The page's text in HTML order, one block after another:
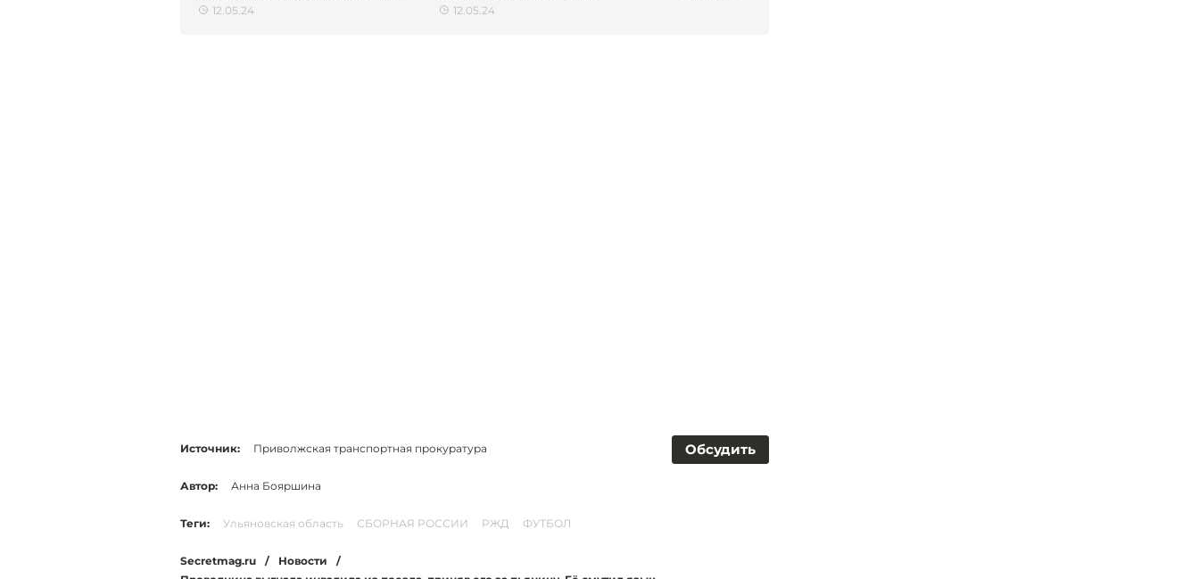
12.05.24 12.05.24
Обсудить
Источник: Приволжская транспортная прокуратура
Автор: Анна Бояршина
Теги: Ульяновская область СБОРНАЯ РОССИИ РЖД ФУТБОЛ
Secretmag.ru / Новости
/